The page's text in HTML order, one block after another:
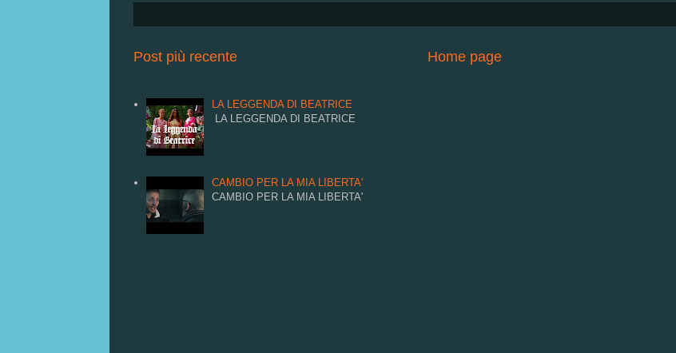
Post più recente Home page
LA LEGGENDA DI BEATRICE
LA LEGGENDA DI BEATRICE
CAMBIO PER LA MIA LIBERTA'
CAMBIO PER LA MIA LIBERTA'